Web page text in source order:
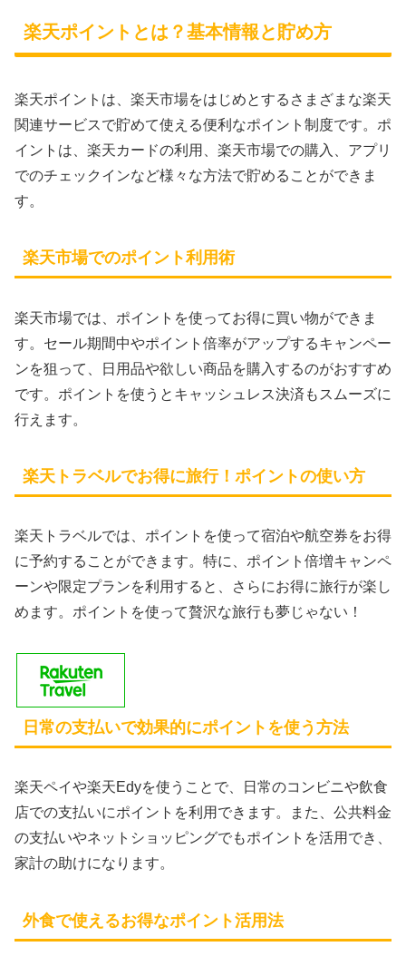
楽天ポイントとは？基本情報と貯め方
楽天ポイントは、楽天市場をはじめとするさまざまな楽天
関連サービスで貯めて使える便利なポイント制度です。ポ
イントは、楽天カードの利用、楽天市場での購入、アプリ
でのチェックインなど様々な方法で貯めることができま
す。
楽天市場でのポイント利用術
楽天市場では、ポイントを使ってお得に買い物ができま
す。セール期間中やポイント倍率がアップするキャンペー
ンを狙って、日用品や欲しい商品を購入するのがおすすめ
です。ポイントを使うとキャッシュレス決済もスムーズに
行えます。
楽天トラベルでお得に旅行！ポイントの使い方
楽天トラベルでは、ポイントを使って宿泊や航空券をお得
に予約することができます。特に、ポイント倍増キャンペ
ーンや限定プランを利用すると、さらにお得に旅行が楽し
めます。ポイントを使って贅沢な旅行も夢じゃない！
日常の支払いで効果的にポイントを使う方法
楽天ペイや楽天Edyを使うことで、日常のコンビニや飲食
店での支払いにポイントを利用できます。また、公共料金
の支払いやネットショッピングでもポイントを活用でき、
家計の助けになります。
外食で使えるお得なポイント活用法